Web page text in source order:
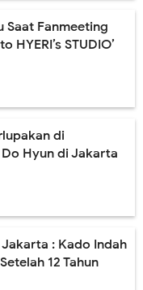
Saat Fanmeeting
HYERI’s STUDIO’
di
Hyun di Jakarta
Jakarta : Kado Indah
12 Tahun